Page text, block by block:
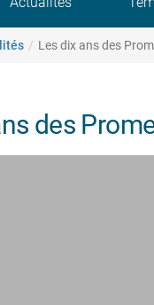
Les dix ans des
des